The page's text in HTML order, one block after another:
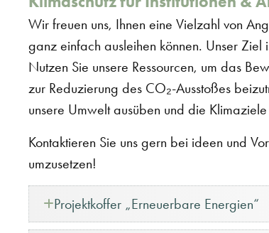
Wir freuen uns, Ihnen eine Vielzahl von
ganz einfach ausleihen können. Unser Ziel
Nutzen Sie unsere Ressourcen, um das
zur Reduzierung des CO₂-Ausstoßes
unsere Umwelt ausüben und die
Kontaktieren Sie uns gern bei ideen und
umzusetzen!
Projektkoffer „Erneuerbare Energien“